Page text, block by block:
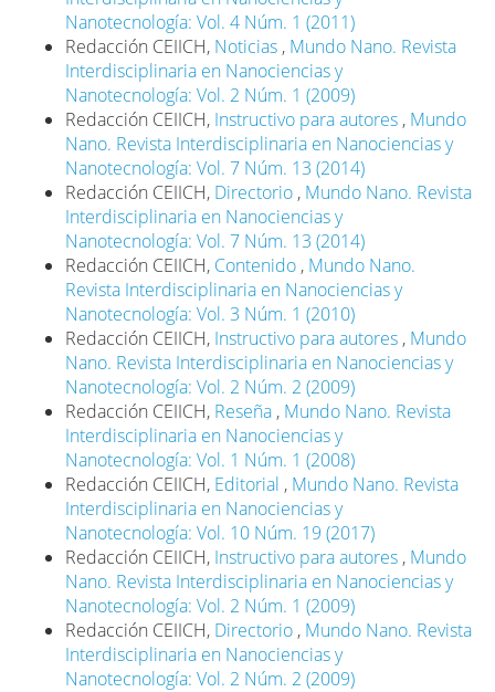
Nanotecnología: Vol. 4 Núm. 1 (2011)
Redacción CEIICH, Noticias , Mundo Nano. Revista
Interdisciplinaria en Nanociencias y
Nanotecnología: Vol. 2 Núm. 1 (2009)
Redacción CEIICH, Instructivo para autores , Mundo
Nano. Revista Interdisciplinaria en Nanociencias y
Nanotecnología: Vol. 7 Núm. 13 (2014)
Redacción CEIICH, Directorio , Mundo Nano. Revista
Interdisciplinaria en Nanociencias y
Nanotecnología: Vol. 7 Núm. 13 (2014)
Redacción CEIICH, Contenido , Mundo Nano.
Revista Interdisciplinaria en Nanociencias y
Nanotecnología: Vol. 3 Núm. 1 (2010)
Redacción CEIICH, Instructivo para autores , Mundo
Nano. Revista Interdisciplinaria en Nanociencias y
Nanotecnología: Vol. 2 Núm. 2 (2009)
Redacción CEIICH, Reseña , Mundo Nano. Revista
Interdisciplinaria en Nanociencias y
Nanotecnología: Vol. 1 Núm. 1 (2008)
Redacción CEIICH, Editorial , Mundo Nano. Revista
Interdisciplinaria en Nanociencias y
Nanotecnología: Vol. 10 Núm. 19 (2017)
Redacción CEIICH, Instructivo para autores , Mundo
Nano. Revista Interdisciplinaria en Nanociencias y
Nanotecnología: Vol. 2 Núm. 1 (2009)
Redacción CEIICH, Directorio , Mundo Nano. Revista
Interdisciplinaria en Nanociencias y
Nanotecnología: Vol. 2 Núm. 2 (2009)